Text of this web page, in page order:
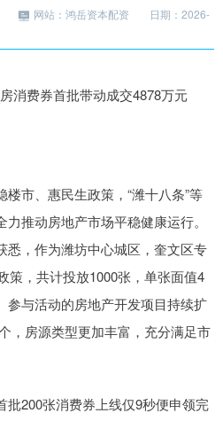
网站：鸿岳资本配资
日期：2026-
市、惠民生政策，“潍十八条”等
推动房地产市场平稳健康运行。
悉，作为潍坊中心城区，奎文区专
策，共计投放1000张，单张面值4
参与活动的房地产开发项目持续扩
，房源类型更加丰富，充分满足市
批200张消费券上线仅9秒便申领完